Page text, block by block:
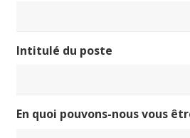
Intitulé du poste
En quoi pouvons-nous vous